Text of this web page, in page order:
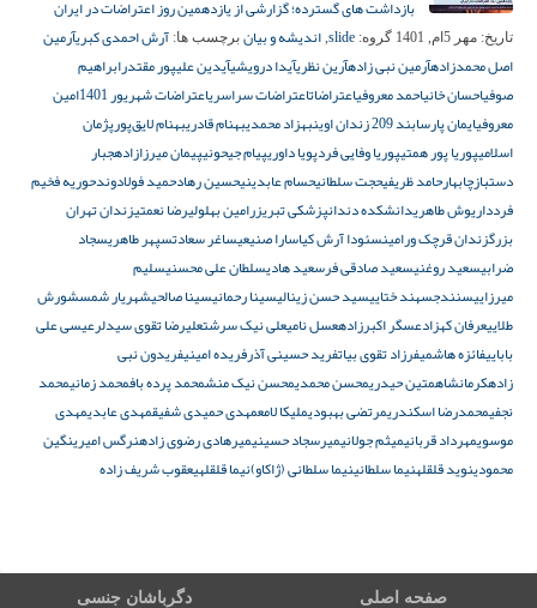
بازداشت های گسترده؛ گزارشی از یازدهمین روز اعتراضات در ایران
تاریخ: مهر 5ام, 1401 گروه: slide
, اندیشه و بیان برچسب ها: آرش احمدی کبریآرمین
اصل محمد‌زادهآرمین نبی‌ زادهآرین نظریآیدا درویشیآیدین علیپور مقتدرابراهیم
صوفیاحسان خانیاحمد معروفیاعتراضاتاعتراضات سراسریاعتراضات شهریور 1401
امین
معروفیایمان پارسابند 209 زندان اوین بهزاد محمدیبهنام قادریبهنام لایق‌پورپژمان
اسلامیپوریا پور همتیپوریا وفایی فردپویا داوریپیام جیحونیپیمان میرزازادهجبار
دستبازچابهارحامد ظریفیحجت سلطانیحسام عابدینیحسین رهادحمید فولادوندحوریه فخیم
فردداریوش طاهریدانشکده دندانپزشکی تبریزرامین بهلولیرضا نعمتیزندان تهران
بزرگزندان قرچک ورامینسئودا آرش کیاسارا صنیعیساغر سعادتسپهر طاهریسجاد
ضرابیسعید روغنیسعید صادقی فرسعید هادیسلطان علی محسنیسلیم
میرزاییسنندجسهند ختاییسید حسن زینالیسینا رحمانیسینا صالحیشهریار شمسشورش
طلاییعرفان کهزادعسگر اکبرزادهعسل نامیعلی نیک سرشتعلیرضا تقوی سیدلرعیسی علی
باباییفائزه هاشمیفرزاد تقوی بیاتفرید حسینی آذرفریده امینیفریدون نبی‌
زادهکرمانشاهمتین حیدریمحسن محمدیمحسن نیک‌ منشمحمد پرده‌ بافمحمد زمانیمحمد
نجفیمحمدرضا اسکندریمرتضی بهبودیملیکا لامعمهدی حمیدی شفیقمهدی عابدیمهدی
موسویمهرداد قربانیمیثم جولانیمیرسجاد حسینیمیرهادی رضوی زادهنرگس امیرینگین
محمودینوید قلقلهنیما سلطانینیما سلطانی (ژاکاو)نیما قلقلهیعقوب شریف‌ زاده
صفحه اصلی دگرباشان جنسی